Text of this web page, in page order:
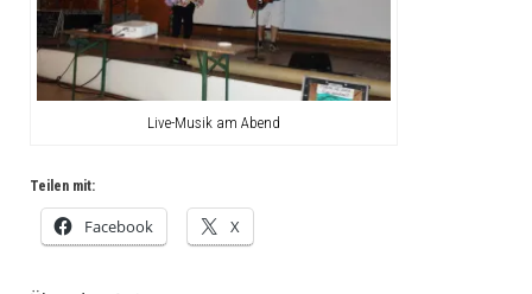
Live-Musik am Abend
Teilen mit:
Facebook X